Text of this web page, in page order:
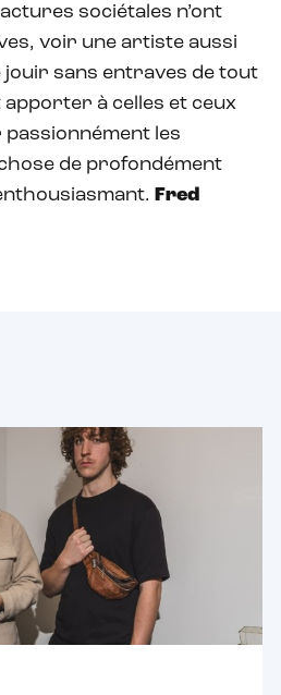
sociétales n’ont
voir une artiste aussi
jouir sans entraves de tout
apporter à celles et ceux
les
de profondément
Fred